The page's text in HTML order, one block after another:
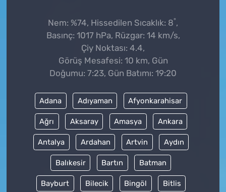
Nem: %74, Hissedilen Sıcaklık: 8°,
Basınç: 1017 hPa, Rüzgar: 14 km/s,
Çiy Noktası: 4.4,
Görüş Mesafesi: 10 km, Gün
Doğumu: 7:23, Gün Batımı: 19:20
Adana Adıyaman Afyonkarahisar
Ağrı Aksaray Amasya Ankara
Antalya Ardahan Artvin Aydın
Balıkesir Bartın Batman
Bayburt Bilecik Bingöl Bitlis